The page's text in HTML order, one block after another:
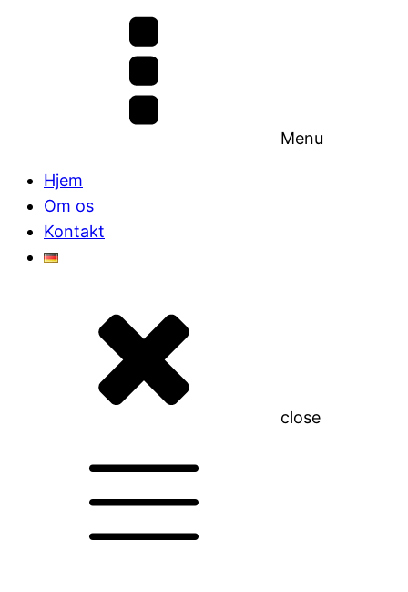
Menu
Hjem
Om os
Kontakt
close